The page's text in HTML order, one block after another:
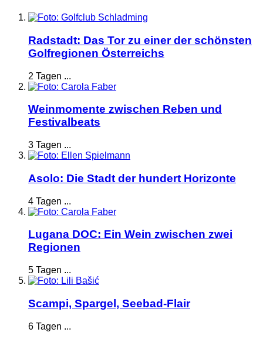
Radstadt: Das Tor zu einer der schönsten
Golfregionen Österreichs
2 Tagen ...
Weinmomente zwischen Reben und
Festivalbeats
3 Tagen ...
Asolo: Die Stadt der hundert Horizonte
4 Tagen ...
Lugana DOC: Ein Wein zwischen zwei
Regionen
5 Tagen ...
Scampi, Spargel, Seebad-Flair
6 Tagen ...